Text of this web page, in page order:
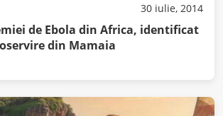
30 iulie, 2014
de Ebola din Africa, identificat
din Mamaia